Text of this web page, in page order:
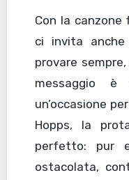
Con la canzone
ci invita
provare
messaggio
un’occasione
Hopps, la
perfetto: pur
ostacolata,